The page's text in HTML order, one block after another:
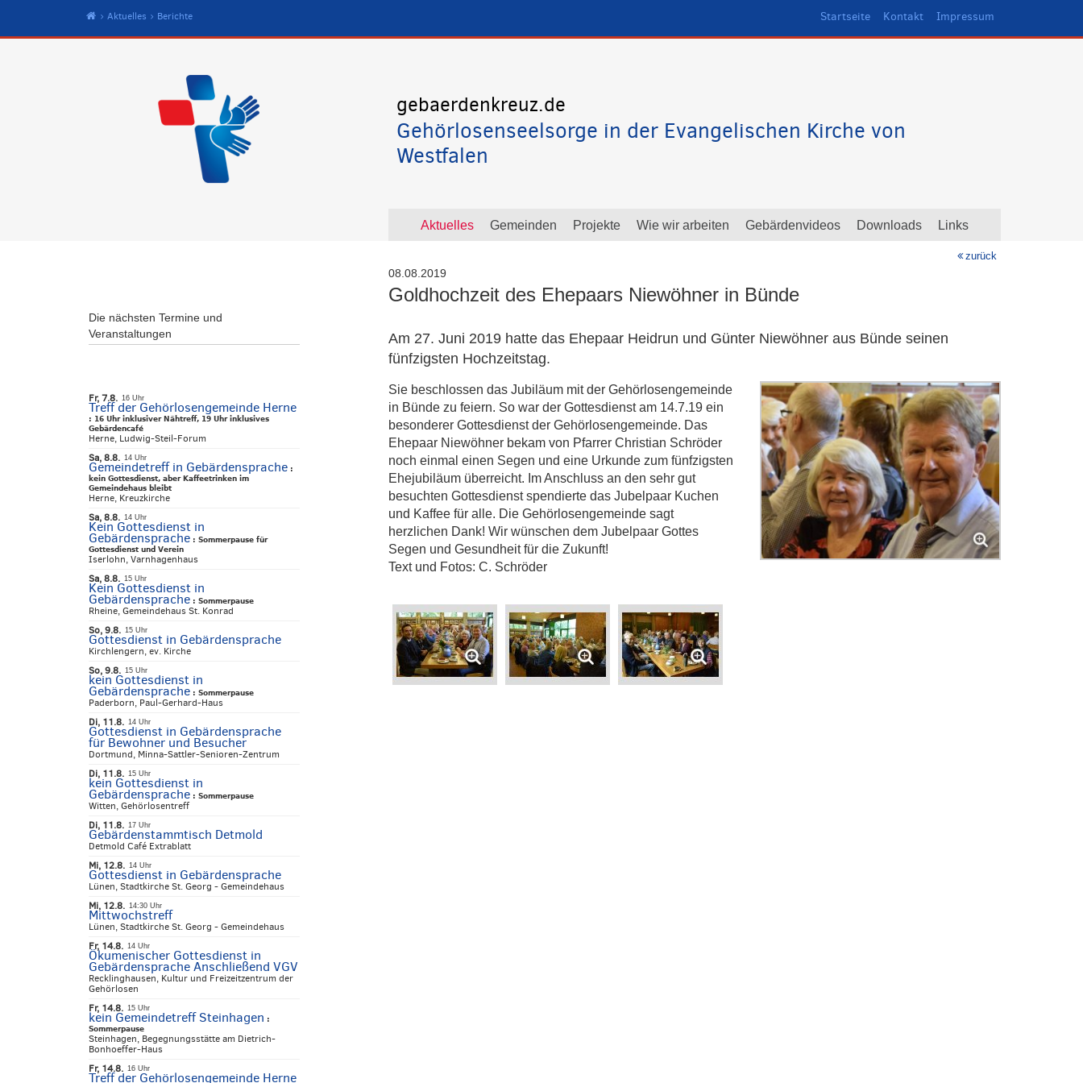
Start
Aktuelles Berichte Startseite Kontakt Impressum
gebaerdenkreuz.de
Gehörlosenseelsorge in der Evangelischen Kirche von
Westfalen
Aktuelles Gemeinden Projekte Wie wir arbeiten Gebärdenvideos Downloads Links
zurück
08.08.2019
Goldhochzeit des Ehepaars Niewöhner in Bünde
Am 27. Juni 2019 hatte das Ehepaar Heidrun und Günter Niewöhner aus Bünde seinen
fünfzigsten Hochzeitstag.
Sie beschlossen das Jubiläum mit der Gehörlosengemeinde
in Bünde zu feiern. So war der Gottesdienst am 14.7.19 ein
besonderer Gottesdienst der Gehörlosengemeinde. Das
Ehepaar Niewöhner bekam von Pfarrer Christian Schröder
noch einmal einen Segen und eine Urkunde zum fünfzigsten
Ehejubiläum überreicht. Im Anschluss an den sehr gut
besuchten Gottesdienst spendierte das Jubelpaar Kuchen
und Kaffee für alle. Die Gehörlosengemeinde sagt
herzlichen Dank! Wir wünschen dem Jubelpaar Gottes
Segen und Gesundheit für die Zukunft!
Text und Fotos: C. Schröder
Die nächsten Termine und
Veranstaltungen
Fr, 7.8. 16 Uhr
Treff der Gehörlosengemeinde Herne
: 16 Uhr inklusiver Nähtreff, 19 Uhr inklusives
Gebärdencafé
Herne, Ludwig-Steil-Forum
Sa, 8.8. 14 Uhr
Gemeindetreff in Gebärdensprache:
kein Gottesdienst, aber Kaffeetrinken im
Gemeindehaus bleibt
Herne, Kreuzkirche
Sa, 8.8. 14 Uhr
Kein Gottesdienst in
Gebärdensprache: Sommerpause für
Gottesdienst und Verein
Iserlohn, Varnhagenhaus
Sa, 8.8. 15 Uhr
Kein Gottesdienst in
Gebärdensprache: Sommerpause
Rheine, Gemeindehaus St. Konrad
So, 9.8. 15 Uhr
Gottesdienst in Gebärdensprache
Kirchlengern, ev. Kirche
So, 9.8. 15 Uhr
kein Gottesdienst in
Gebärdensprache: Sommerpause
Paderborn, Paul-Gerhard-Haus
Di, 11.8. 14 Uhr
Gottesdienst in Gebärdensprache
für Bewohner und Besucher
Dortmund, Minna-Sattler-Senioren-Zentrum
Di, 11.8. 15 Uhr
kein Gottesdienst in
Gebärdensprache: Sommerpause
Witten, Gehörlosentreff
Di, 11.8. 17 Uhr
Gebärdenstammtisch Detmold
Detmold Café Extrablatt
Mi, 12.8. 14 Uhr
Gottesdienst in Gebärdensprache
Lünen, Stadtkirche St. Georg - Gemeindehaus
Mi, 12.8. 14:30 Uhr
Mittwochstreff
Lünen, Stadtkirche St. Georg - Gemeindehaus
Fr, 14.8. 14 Uhr
Ökumenischer Gottesdienst in
Gebärdensprache Anschließend VGV
Recklinghausen, Kultur und Freizeitzentrum der
Gehörlosen
Fr, 14.8. 15 Uhr
kein Gemeindetreff Steinhagen :
Sommerpause
Steinhagen, Begegnungsstätte am Dietrich-
Bonhoeffer-Haus
Fr, 14.8. 16 Uhr
Treff der Gehörlosengemeinde Herne